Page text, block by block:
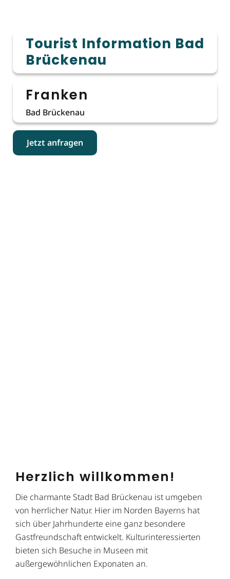
Tourist Information Bad
Brückenau
Franken
Bad Brückenau
Jetzt anfragen
Herzlich willkommen!
Die charmante Stadt Bad Brückenau ist umgeben
von herrlicher Natur. Hier im Norden Bayerns hat
sich über Jahrhunderte eine ganz besondere
Gastfreundschaft entwickelt. Kulturinteressierten
bieten sich Besuche in Museen mit
außergewöhnlichen Exponaten an.